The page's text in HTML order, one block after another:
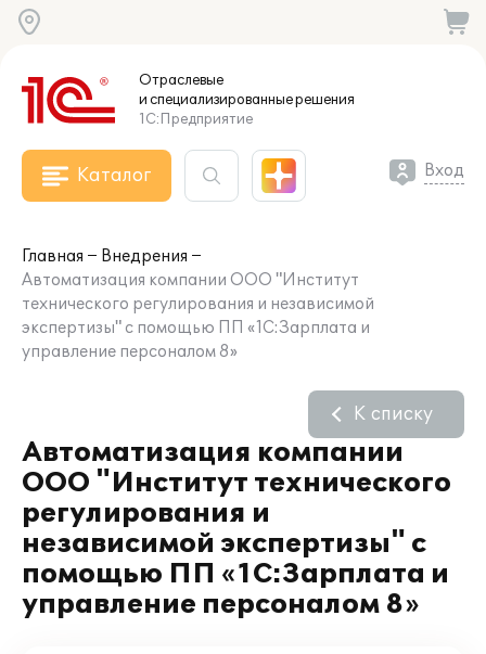
Отраслевые
и специализированныерешения
1С:Предприятие
Каталог Вход
Главная
Внедрения
Автоматизация компании ООО "Институт
технического регулирования и независимой
экспертизы" с помощью ПП «1С:Зарплата и
управление персоналом 8»
Автоматизация компании
ООО "Институт технического
регулирования и
независимой экспертизы" с
помощью ПП «1С:Зарплата и
управление персоналом 8»
К списку